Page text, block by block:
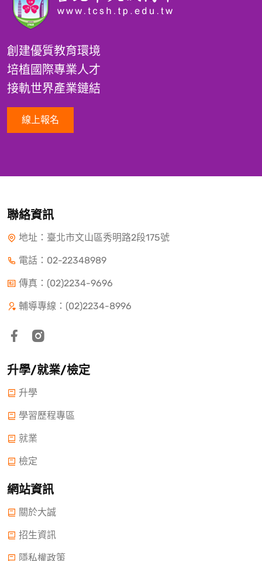
創建優質教育環境
培植國際專業人才
接軌世界產業鏈結
線上報名
聯絡資訊
地址：臺北市文山區秀明路2段175號
電話： 02-22348989
傳真：(02)2234-9696
輔導專線：(02)2234-8996
升學/就業/檢定
升學
學習歷程專區
就業
檢定
網站資訊
關於大誠
招生資訊
隱私權政策